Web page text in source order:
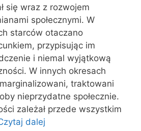
się wraz z rozwojem
społecznymi. W
starców otaczano
przypisując im
i niemal wyjątkową
W innych okresach
traktowani
nieprzydatne społecznie.
zależał przede wszystkim
dalej